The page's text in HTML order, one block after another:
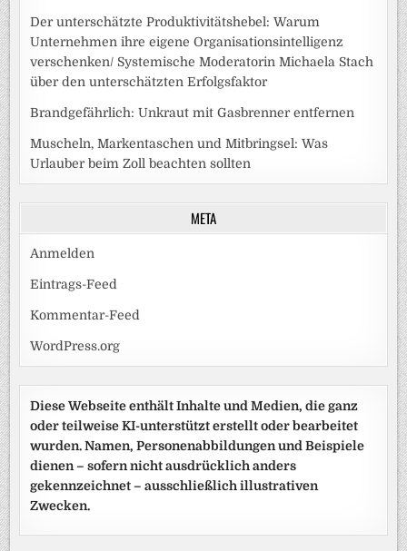
Der unterschätzte Produktivitätshebel: Warum
Unternehmen ihre eigene Organisationsintelligenz
verschenken/ Systemische Moderatorin Michaela Stach
über den unterschätzten Erfolgsfaktor
Brandgefährlich: Unkraut mit Gasbrenner entfernen
Muscheln, Markentaschen und Mitbringsel: Was
Urlauber beim Zoll beachten sollten
META
Anmelden
Eintrags-Feed
Kommentar-Feed
WordPress.org
Diese Webseite enthält Inhalte und Medien, die ganz
oder teilweise KI-unterstützt erstellt oder bearbeitet
wurden. Namen, Personenabbildungen und Beispiele
dienen – sofern nicht ausdrücklich anders
gekennzeichnet – ausschließlich illustrativen
Zwecken.